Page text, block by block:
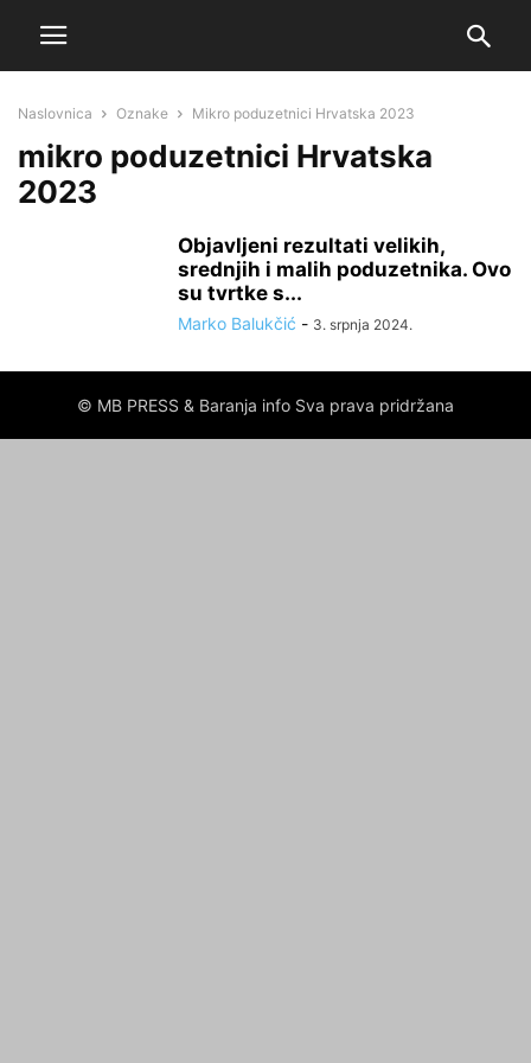
Naslovnica Oznake Mikro poduzetnici Hrvatska 2023
mikro poduzetnici Hrvatska
2023
Objavljeni rezultati velikih,
srednjih i malih poduzetnika. Ovo
su tvrtke s...
Marko Balukčić - 3. srpnja 2024.
© MB PRESS & Baranja info Sva prava pridržana